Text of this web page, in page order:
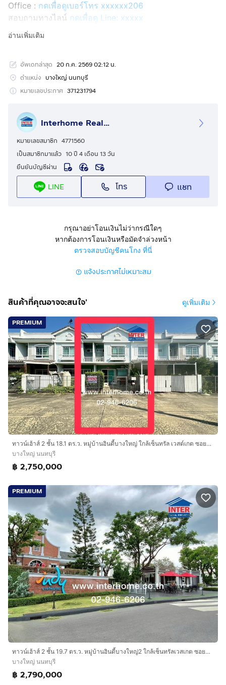
Office : กดเพื่อดูเบอร์โทร xxxxxx206
สอบถามทางไลน์ กดเพื่อดู Line: xxxxx
Line ID: @interhome
ขนาด 19.2 ตร.ว.
ที่ตั้ง : หมู่บ้านอินดี้ บางใหญ่ 2 ถ.กาญจนาภิเษก บางใหญ่
รายละเอียด
ใกล้ตลาดบางใหญ่ BigC Extra บางใหญ่ Lotus Express
Makro บางบัวทอง
หมู่บ้านอินดี้ บางใหญ่ 2 ( Indy Bangyai 2 ) ขายทาวน์เฮ้าส์
กาญจนาภิเษก ถนนคลองถนน ตำบลบางแม่นาง อำเภอ
บางใหญ่ จังหวัดนนทบุรี
การตกแต่ง :
ต่อเติมหน้า-หลังเต็มพื้นที่ ด้านหลังเป็นตัวนอก ลานซักล้าง
ด้านหน้าเป็นโรงจอดรถ มีหลังคากันแดดร้อน
ห้องน้ำแยกโซนเปียก-แห้ง
ห้องนอนมีห้องน้ำในตัว
หน้าบ้านหันทิศใต้ ลมพัดธรรมชาติดี
ทำเลดีสถานที่ใกล้เคียง :
อยู่ใกล้แหล่งความเจริญห้างสรรพสินค้ามากมาย
ตลาดบางใหญ่
BigC Extra บางใหญ่
Lotus Express
Makro บางบัวทอง
Central Westgate
Big C รัตนาธิเบศร์
รพ.เกษมราษฎร์ รัตนาธิเบศร์
รพ.บางใหญ่
รร.อนุบาลบางใหญ่
รร.กสิณธร เซนต์ปีเตอร์
รร.เด่นหล้า พระราม 5
รร.สวนกุหลาบ นนทบุรี
สถานีตำรวจภูธร บางใหญ่
การเดินทางสะดวก
ถนนกาญจนาภิเษก ถนนคลองถนน
เป็นถนนเชื่อมต่อออกบางเลน สุพรรณบุรี ศาลายา พุทธ
มลฑลได้
ใกล้รถไฟฟ้าสายสีม่วง สถานีบางใหญ่
บริษัท อินเตอร์โฮม เรียลตี้ เอสเตท จำกัด
อ่านเพิ่มเติม
อัพเดทล่าสุด 20 ก.ค. 2569 02:12 น.
ตำแหน่ง บางใหญ่ นนทบุรี
หมายเลขประกาศ 371231794
Interhome Realty Estate
หมายเลขสมาชิก 4771560
เป็นสมาชิกมาแล้ว 10 ปี 4 เดือน 13 วัน
ยืนยันบัญชีผ่าน
LINE โทร แชท
กรุณาอย่าโอนเงินไม่ว่ากรณีใดๆ
หากต้องการโอนเงินหรือมัดจำล่วงหน้า
ตรวจสอบบัญชีคนโกง ที่นี่
แจ้งประกาศไม่เหมาะสม
สินค้าที่คุณอาจจะสนใจ' ดูเพิ่มเติม
PREMIUM
ทาวน์เฮ้าส์ 2 ชั้น 18.1 ตร.ว. หมู่บ้านอินดี้บางใหญ่ ใกล้เซ็นทรัล เวสต์เกต ซอยแก้วอินทร์ ถนนกาญจนาภิเษก ถนนแก้วอินทร์ บางใหญ่ นนทบุรี
บางใหญ่ นนทบุรี
฿ 2,750,000
PREMIUM
ทาวน์เฮ้าส์ 2 ชั้น 19.7 ตร.ว. หมู่บ้านอินดี้บางใหญ่2 ใกล้เซ็นทรัลเวสเกต ซอยแก้วอินทร์ ถนนกาญจนาภิเษก ถนนแก้วอินทร์ บางใหญ่ นนทบุรี
บางใหญ่ นนทบุรี
฿ 2,790,000